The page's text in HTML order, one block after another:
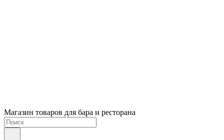
Магазин товаров для бара и ресторана